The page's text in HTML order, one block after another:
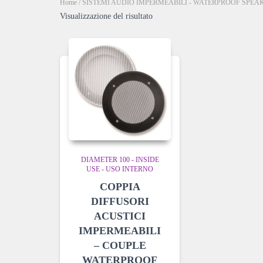
Home / SISTEMI AUDIO IMPERMEABILI - WATERPROOF
Visualizzazione del risultato
DIAMETER 100 - INSIDE
USE - USO INTERNO
COPPIA
DIFFUSORI
ACUSTICI
IMPERMEABILI
– COUPLE
WATERPROOF